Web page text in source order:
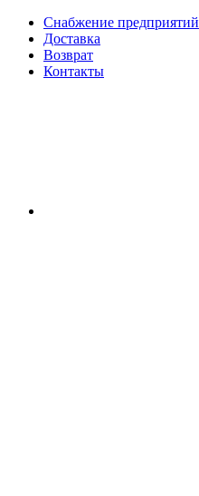
Снабжение предприятий
Доставка
Возврат
Контакты